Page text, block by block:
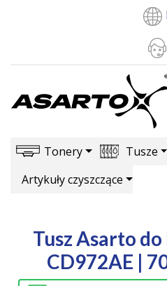
Tonery Tusze
Artykuły czyszczące
Tusz Asarto
CD972AE |